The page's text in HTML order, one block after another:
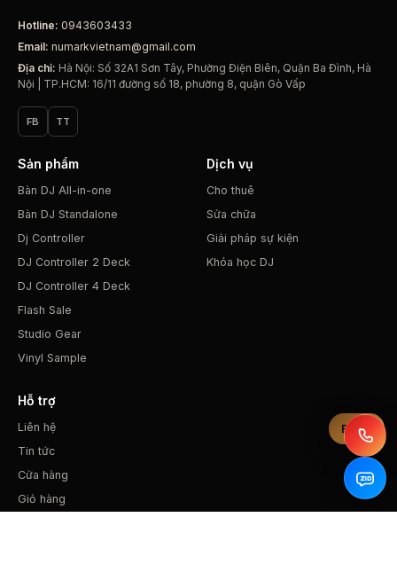
Bộ lọc
Hotline: 0943603433
Email: numarkvietnam@gmail.com
Địa chỉ: Hà Nội: Số 32A1 Sơn Tây, Phường Điện Biên, Quận Ba Đình, Hà
Nội | TP.HCM: 16/11 đường số 18, phường 8, quận Gò Vấp
FB TT
Sản phẩm
Bàn DJ All-in-one
Bàn DJ Standalone
Dj Controller
DJ Controller 2 Deck
DJ Controller 4 Deck
Flash Sale
Studio Gear
Vinyl Sample
Dịch vụ
Cho thuê
Sửa chữa
Giải pháp sự kiện
Khóa học DJ
Hỗ trợ
Liên hệ
Tin tức
Cửa hàng
Giỏ hàng